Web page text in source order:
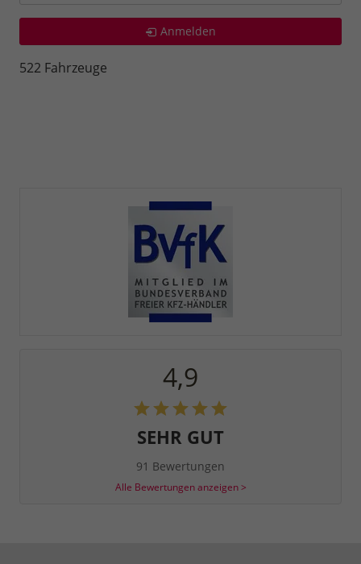
Anmelden
522 Fahrzeuge
4,9
SEHR GUT
91 Bewertungen
Alle Bewertungen anzeigen >